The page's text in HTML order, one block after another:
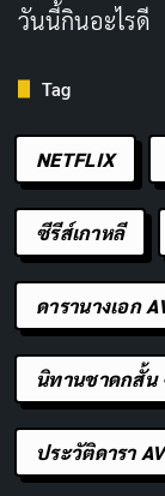
วันนี้กินอะไรดี
Tag
NETFLIX
ซีรีส์เกาหลี
ดารานางเอก
นิทานชาดกสั้น
ประวัติดารา AV